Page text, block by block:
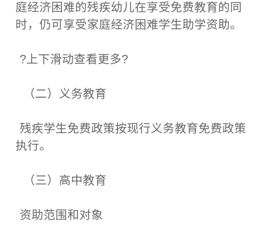
庭经济困难的残疾幼儿在享受免费教育的同
时，仍可享受家庭经济困难学生助学资助。
?上下滑动查看更多?
（二）义务教育
残疾学生免费政策按现行义务教育免费政策
执行。
（三）高中教育
资助范围和对象